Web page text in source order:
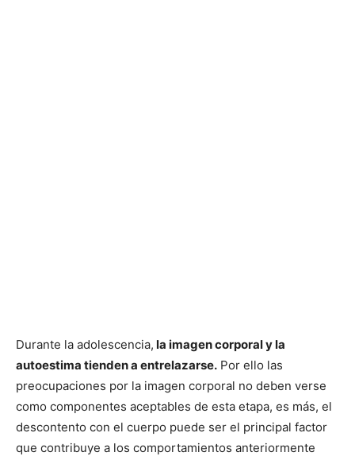
Durante la adolescencia, la imagen corporal y la
autoestima tienden a entrelazarse. Por ello las
preocupaciones por la imagen corporal no deben verse
como componentes aceptables de esta etapa, es más, el
descontento con el cuerpo puede ser el principal factor
que contribuye a los comportamientos anteriormente